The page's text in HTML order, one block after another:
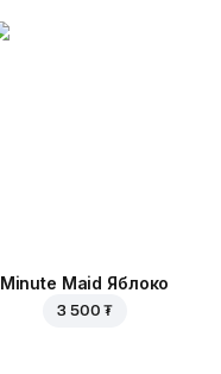
Minute Maid Яблоко
3 500 ₮